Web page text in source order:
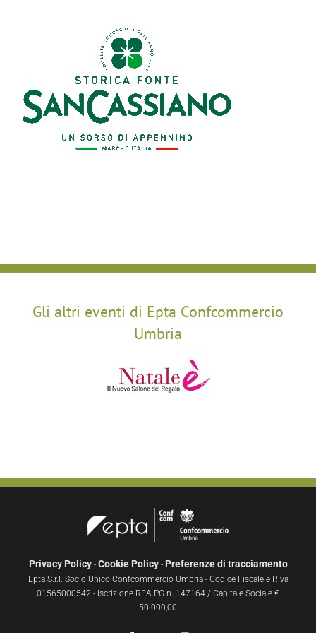
Gli altri eventi di Epta Confcommercio
Umbria
Privacy Policy- Cookie Policy- Preferenze di tracciamento
Epta S.r.l. Socio Unico Confcommercio Umbria - Codice Fiscale e P.Iva
01565000542 - Iscrizione REA PG n. 147164 / Capitale Sociale €
50.000,00